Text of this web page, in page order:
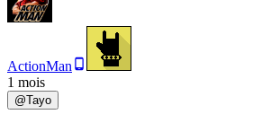
ActionMan
1 mois
@Tayo